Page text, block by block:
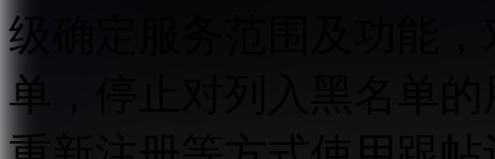
级确定服务范围及功能
单，停止对列入黑名单